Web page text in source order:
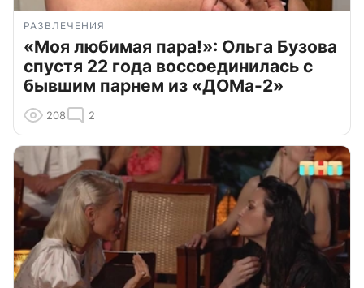
РАЗВЛЕЧЕНИЯ
«Моя любимая пара!»: Ольга Бузова
спустя 22 года воссоединилась с
бывшим парнем из «ДОМа-2»
208 2